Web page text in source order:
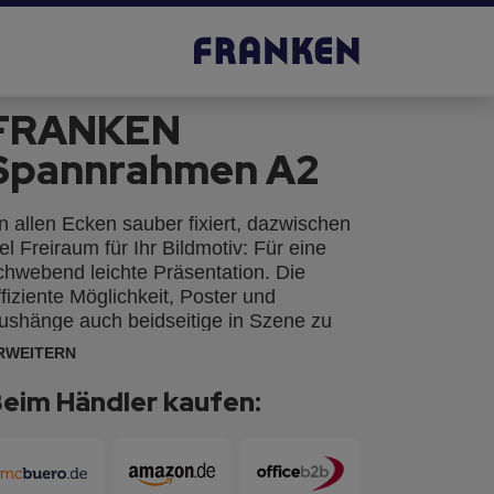
A2
allen Ecken sauber fixiert, dazwischen
Freiraum für Ihr Bildmotiv: Für eine
leichte Präsentation. Die
Möglichkeit, Poster und
auch beidseitige in Szene zu
Problemloser Posterwechsel dank
Händler kaufen: